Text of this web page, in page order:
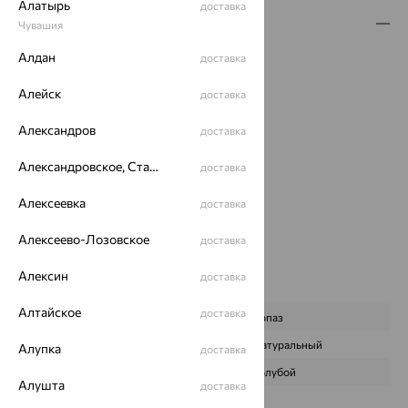
Описание
Вес:2.54
Проба:
Вставка: Топаз
Вид покрытия:родирование
Цвет вставки:
Наименование цвета вставки:
Голубой
ВИД КАМНЯ Топаз
ПРОИСХОЖДЕНИЕ Натуральный
Голубой
Алатырь
Чувашия
доставка
Алдан доставка
Алейск доставка
Александров доставка
Александровское, Ставропольский край доставка
Алексеевка доставка
Алексеево-Лозовское доставка
Алексин доставка
Алтайское доставка
Алупка доставка
Алушта доставка